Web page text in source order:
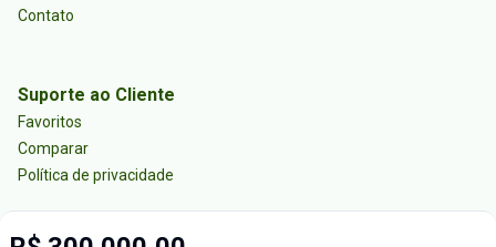
Contato
Suporte ao Cliente
Favoritos
Comparar
Política de privacidade